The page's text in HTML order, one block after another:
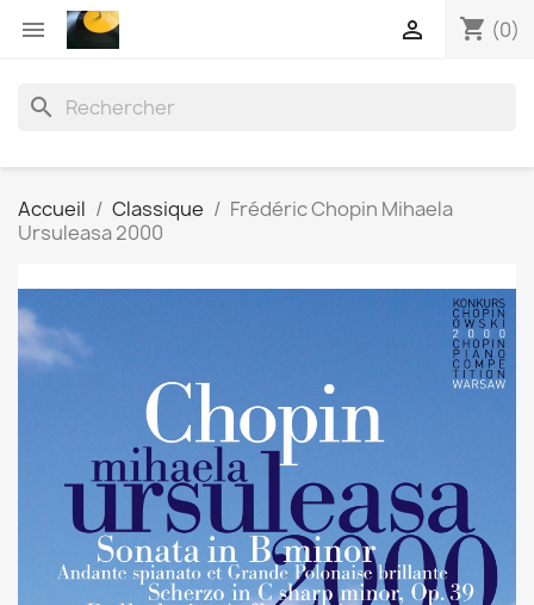
 shopping_cart (0)

search
Accueil Classique
Frédéric Chopin Mihaela
Ursuleasa 2000